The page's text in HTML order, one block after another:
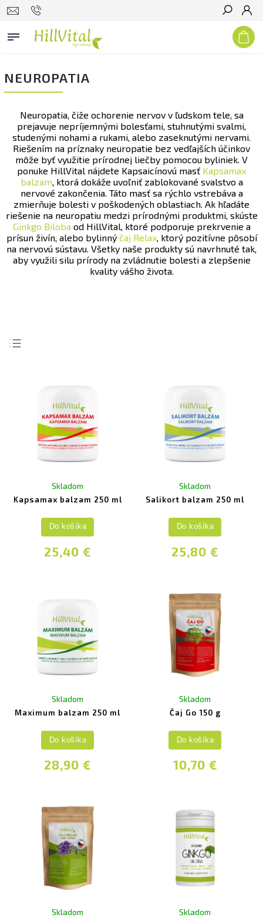
Hľadať
NEUROPATIA
Neuropatia, čiže ochorenie nervov v ľudskom tele, sa
prejavuje nepríjemnými bolesťami, stuhnutými svalmi,
studenými nohami a rukami, alebo zaseknutými nervami.
Riešením na príznaky neuropatie bez vedľajších účinkov
môže byť využitie prírodnej liečby pomocou byliniek. V
ponuke HillVital nájdete Kapsaicínovú masť Kapsamax
balzam, ktorá dokáže uvoľniť zablokované svalstvo a
nervové zakončenia. Táto masť sa rýchlo vstrebáva a
zmierňuje bolesti v poškodených oblastiach. Ak hľadáte
riešenie na neuropatiu medzi prírodnými produktmi, skúste
Ginkgo Biloba od HillVital, ktoré podporuje prekrvenie a
prísun živín, alebo bylinný čaj Relax, ktorý pozitívne pôsobí
na nervovú sústavu. Všetky naše produkty sú navrhnuté tak,
aby využili silu prírody na zvládnutie bolesti a zlepšenie
kvality vášho života.
Najpredávanejšie
Abecedne
Kapsamax balzam 250 ml
Skladom
25,40 €
Do košíka
Salikort balzam 250 ml
Skladom
25,80 €
Do košíka
Maximum balzam 250 ml
Skladom
28,90 €
Do košíka
Čaj Go 150 g
Skladom
10,70 €
Do košíka
Skladom Skladom